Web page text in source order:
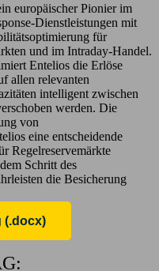
europäischer Pionier im
Dienstleistungen mit
für
und im Intraday-Handel.
Entelios die Erlöse
allen relevanten
intelligent zwischen
werden. Die
von
eine entscheidende
Regelreservemärkte
Schritt des
die Besicherung
(.docx)